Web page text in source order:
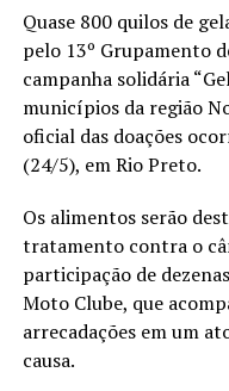
Quase 800 quilos de
pelo 13º Grupamento
campanha solidária
municípios da região
oficial das doações
(24/5), em Rio Preto.
Os alimentos serão
tratamento contra o
participação de
Moto Clube, que
arrecadações em um
causa.